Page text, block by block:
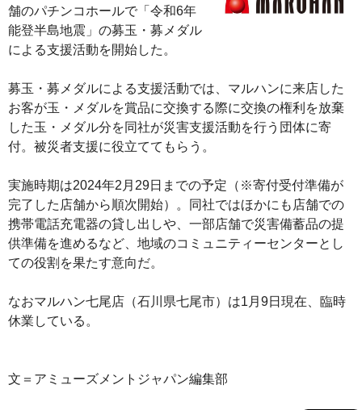
舗のパチンコホールで「令和6年
能登半島地震」の募玉・募メダル
による支援活動を開始した。
募玉・募メダルによる支援活動では、マルハンに来店した
お客が玉・メダルを賞品に交換する際に交換の権利を放棄
した玉・メダル分を同社が災害支援活動を行う団体に寄
付。被災者支援に役立ててもらう。
実施時期は2024年2月29日までの予定（※寄付受付準備が
完了した店舗から順次開始）。同社ではほかにも店舗での
携帯電話充電器の貸し出しや、一部店舗で災害備蓄品の提
供準備を進めるなど、地域のコミュニティーセンターとし
ての役割を果たす意向だ。
なおマルハン七尾店（石川県七尾市）は1月9日現在、臨時
休業している。
文＝アミューズメントジャパン編集部